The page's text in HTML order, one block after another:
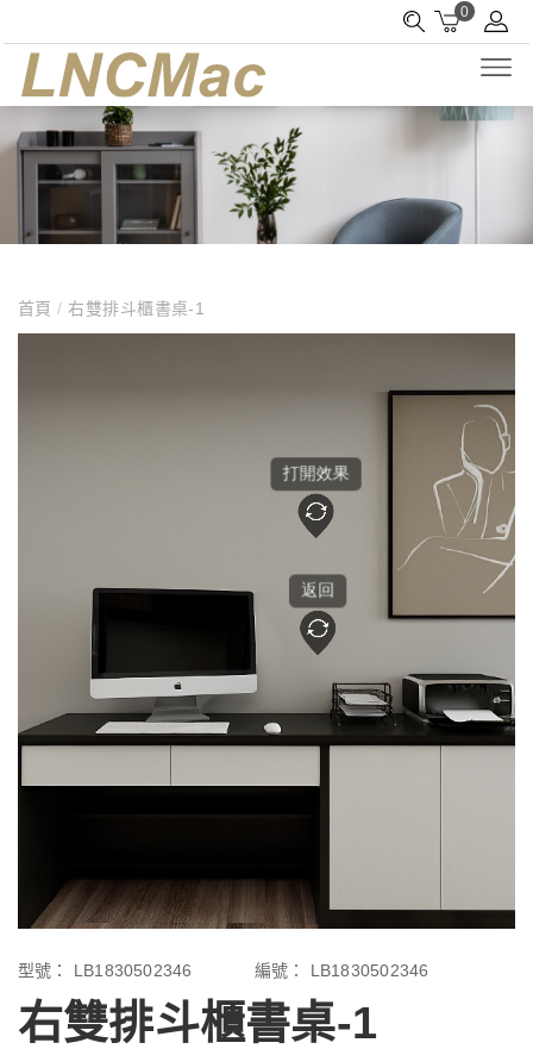
0
首頁/ 右雙排斗櫃書桌-1
型號： LB1830502346 編號： LB1830502346
右雙排斗櫃書桌-1